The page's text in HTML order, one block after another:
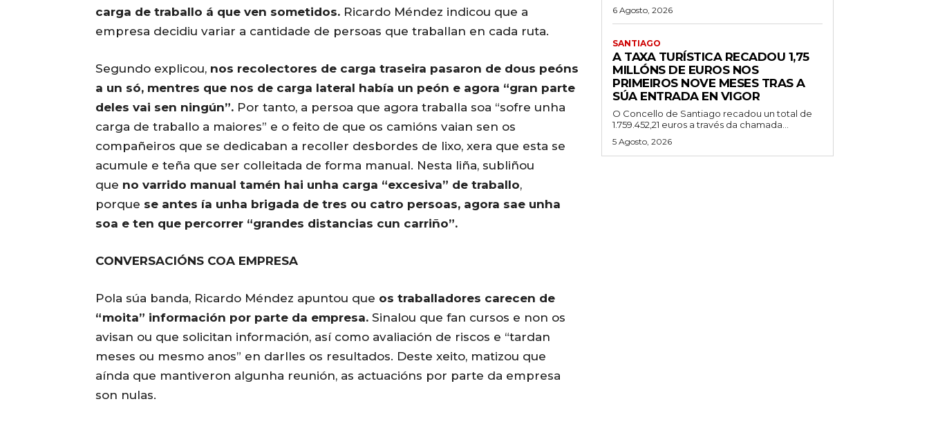
carga de traballo á que ven sometidos. Ricardo Méndez indicou que a
empresa decidiu variar a cantidade de persoas que traballan en cada ruta.
Segundo explicou, nos recolectores de carga traseira pasaron de dous peóns
a un só, mentres que nos de carga lateral había un peón e agora “gran parte
deles vai sen ningún”. Por tanto, a persoa que agora traballa soa “sofre unha
carga de traballo a maiores” e o feito de que os camións vaian sen os
compañeiros que se dedicaban a recoller desbordes de lixo, xera que esta se
acumule e teña que ser colleitada de forma manual. Nesta liña, subliñou
que no varrido manual tamén hai unha carga “excesiva” de traballo,
porque se antes ía unha brigada de tres ou catro persoas, agora sae unha
soa e ten que percorrer “grandes distancias cun carriño”.
CONVERSACIÓNS COA EMPRESA
Pola súa banda, Ricardo Méndez apuntou que os traballadores carecen de
“moita” información por parte da empresa. Sinalou que fan cursos e non os
avisan ou que solicitan información, así como avaliación de riscos e “tardan
meses ou mesmo anos” en darlles os resultados. Deste xeito, matizou que
aínda que mantiveron algunha reunión, as actuacións por parte da empresa
son nulas.
6 Agosto, 2026
SANTIAGO
A TAXA TURÍSTICA RECADOU 1,75
MILLÓNS DE EUROS NOS
PRIMEIROS NOVE MESES TRAS A
SÚA ENTRADA EN VIGOR
O Concello de Santiago recadou un total de
1.759.452,21 euros a través da chamada...
5 Agosto, 2026